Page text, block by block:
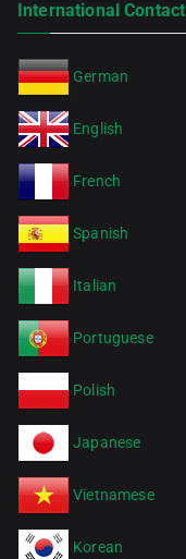
International Contact
German
English
French
Spanish
Italian
Portuguese
Polish
Japanese
Vietnamese
Korean